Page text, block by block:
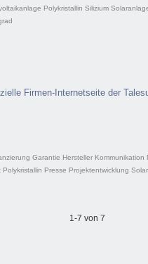
Polykristallin Silizium
Firmen-Internetseite der
Garantie Hersteller Kommunikation
Polykristallin Presse Projektentwicklung
1-7 von 7